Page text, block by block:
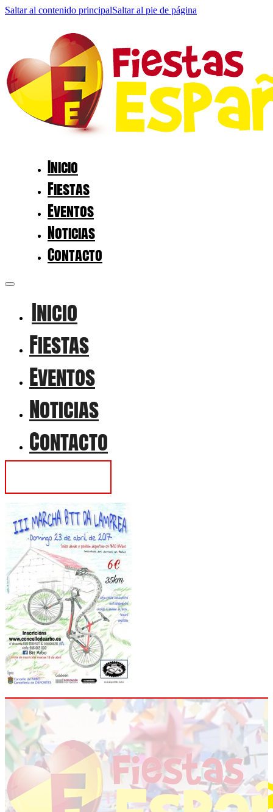
Saltar al contenido principalSaltar al pie de página
Inicio
Fiestas
Eventos
Noticias
Contacto
Inicio
Fiestas
Eventos
Noticias
Contacto